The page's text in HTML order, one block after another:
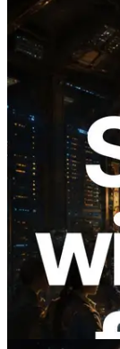
2026.08.05
ERPC
um Ping-
Regionen
ebenfalls
Lesen Sie diesen